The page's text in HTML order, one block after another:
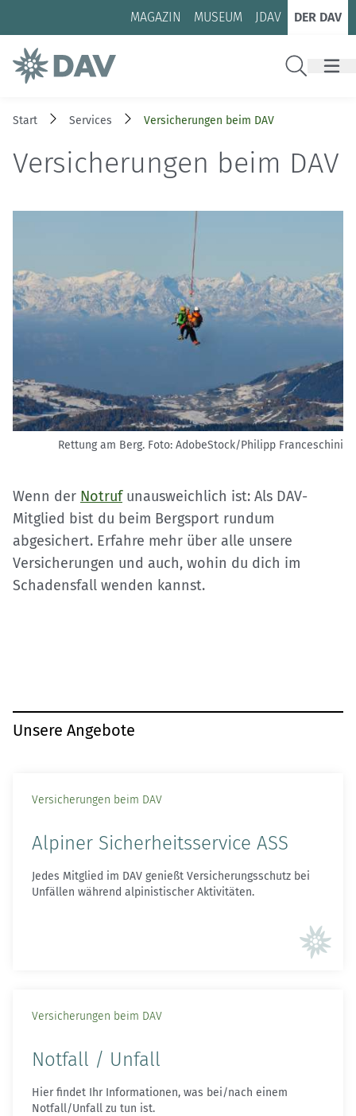
Zum Inhalt
Zur Footer-Navigation
MAGAZIN MUSEUM JDAV DER DAV
Start Services Versicherungen beim DAV
Versicherungen beim DAV
Rettung am Berg. Foto: AdobeStock/Philipp Franceschini
Wenn der Notrufunausweichlich ist: Als DAV-
Mitglied bist du beim Bergsport rundum
abgesichert. Erfahre mehr über alle unsere
Versicherungen und auch, wohin du dich im
Schadensfall wenden kannst.
Unsere Angebote
Versicherungen beim DAV
Alpiner Sicherheitsservice ASS
Jedes Mitglied im DAV genießt Versicherungsschutz bei
Unfällen während alpinistischer Aktivitäten.
Versicherungen beim DAV
Notfall / Unfall
Hier findet Ihr Informationen, was bei/nach einem
Notfall/Unfall zu tun ist.